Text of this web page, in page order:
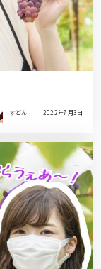
すどん 2022年7月3日